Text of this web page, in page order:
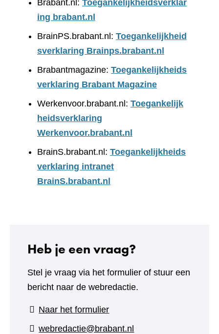
Brabant.nl: Toegankelijkheidsverklar
ing brabant.nl
BrainPS.brabant.nl: Toegankelijkheid
sverklaring Brainps.brabant.nl
Brabantmagazine: Toegankelijkheids
verklaring Brabant Magazine
Werkenvoor.brabant.nl: Toegankelijk
heidsverklaring
Werkenvoor.brabant.nl
BrainS.brabant.nl: Toegankelijkheids
verklaring intranet
BrainS.brabant.nl
Heb je een vraag?
Stel je vraag via het formulier of stuur een
bericht naar de webredactie.
Naar het formulier(verwijst
naar
webredactie@brabant.nl